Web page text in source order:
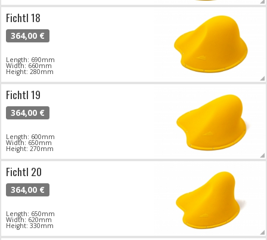
Fichtl 18
364,00 €
Length: 690mm
Width: 660mm
Height: 280mm
Fichtl 19
364,00 €
Length: 600mm
Width: 650mm
Height: 270mm
Fichtl 20
364,00 €
Length: 650mm
Width: 620mm
Height: 330mm